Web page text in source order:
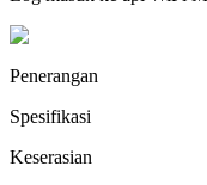
Penerangan
Spesifikasi
Keserasian